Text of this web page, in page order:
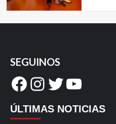
SEGUINOS
Facebook
Instagram
Twitter
ÚLTIMAS NOTICIAS